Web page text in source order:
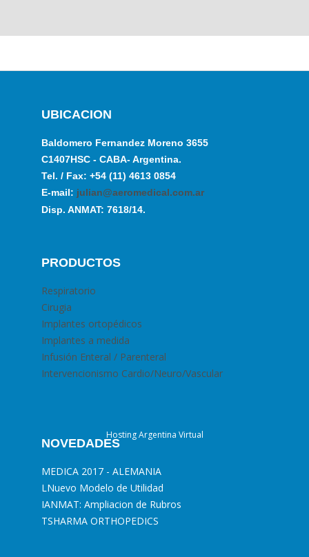
UBICACION
Baldomero Fernandez Moreno 3655
C1407HSC - CABA- Argentina.
Tel. / Fax: +54 (11) 4613 0854
E-mail: julian@aeromedical.com.ar
Disp. ANMAT: 7618/14.
PRODUCTOS
Respiratorio
Cirugia
Implantes ortopédicos
Implantes a medida
Infusión Enteral / Parenteral
Intervencionismo Cardio/Neuro/Vascular
NOVEDADES
MEDICA 2017 - ALEMANIA
LNuevo Modelo de Utilidad
IANMAT: Ampliacion de Rubros
TSHARMA ORTHOPEDICS
Hosting Argentina Virtual